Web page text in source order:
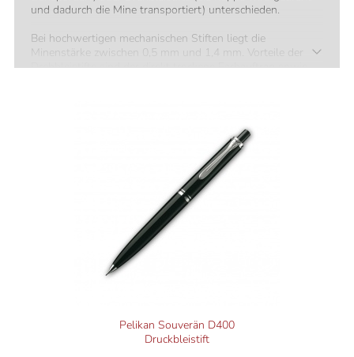
und dadurch die Mine transportiert) unterschieden.
Bei hochwertigen mechanischen Stiften liegt die
Minenstärke zwischen 0,5 mm und 1,4 mm. Vorteile der
Drehbleistifte sind der direkt trockene Farbauftrag sowie
Alle drei Faktoren sind das Ergebnis unserer langjährigen
Erfahrung mit Schreibgeräten.
Pelikan Souverän D400
Druckbleistift